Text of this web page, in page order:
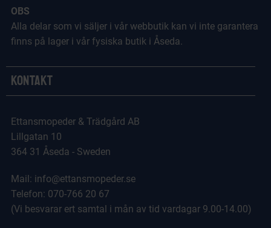
OBS
Alla delar som vi säljer i vår webbutik kan vi inte garantera
finns på lager i vår fysiska butik i Åseda.
Kontakt
Ettansmopeder & Trädgård AB
Lillgatan 10
364 31 Åseda - Sweden
Mail: info@ettansmopeder.se
Telefon: 070-766 20 67
(Vi besvarar ert samtal i mån av tid vardagar 9.00-14.00)